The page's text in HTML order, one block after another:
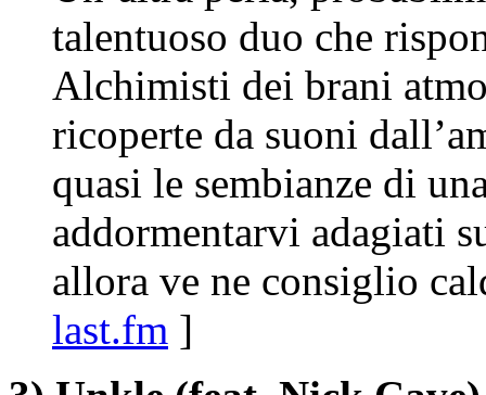
talentuoso duo che
Alchimisti dei brani
ricoperte da suoni
quasi le sembianze di
addormentarvi adagiati
allora ve ne consiglio
last.fm ]